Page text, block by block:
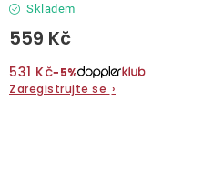
Skladem
559 Kč
531 Kč−5%
Zaregistrujte se ›